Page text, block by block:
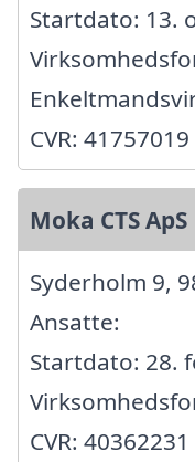
Startdato: 13.
CVR: 41757019
Moka CTS ApS
Syderholm 9,
Ansatte:
Startdato: 28.
CVR: 40362231